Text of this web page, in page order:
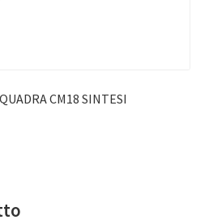
CM18 SINTESI